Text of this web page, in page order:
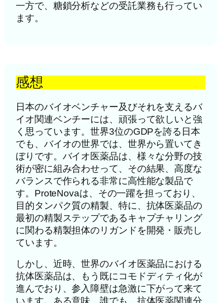
一方で、糖鎖分析などの受託業務も行ってい
ます。
感想
日本のバイオベンチャー及びそれを支えるバ
イオ関連ベンチーには、頑張って欲しいと強
く思っています。世界3位のGDPを誇る日本
でも、バイオの世界では、世界から置いてき
ぼりです。バイオ医薬品は、様々な分野の技
術が密に組み合わせって、その結果、高度な
バランスで作られる非常に高性能な製品で
す。ProteNovaは、その一躍を担っており、
目的タンパク質の精製、特に、抗体医薬品の
最初の精製ステップであるキャプチャリング
に関わる精製担体のリガンドを開発・販売し
ています。
しかし、近時、世界のバイオ医薬品における
抗体医薬品は、もう既にコモドディティ化が
進んでおり、参入障壁は急激に下がって来て